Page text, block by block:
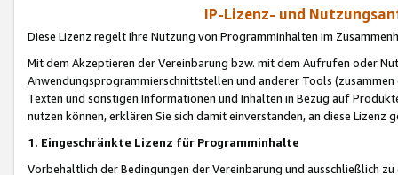
IP-Lizenz- und
Diese Lizenz regelt Ihre Nutzung von Programminhalten im
Mit dem Akzeptieren der Vereinbarung bzw. mit dem Aufrufen oder
Anwendungsprogrammierschnittstellen und anderer Tools (zusammen
Texten und sonstigen Informationen und Inhalten in Bezug auf
nutzen können, erklären Sie sich damit einverstanden, an diese Lizenz
1. Eingeschränkte Lizenz für Programminhalte
Vorbehaltlich der Bedingungen der Vereinbarung und ausschließlich